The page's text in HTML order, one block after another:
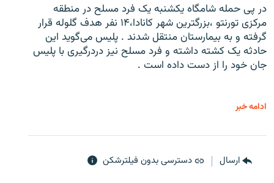
در پی حمله شامگاه یکشنبه یک فرد مسلح در منطقه
مرکزی تورنتو ،‌بزرگترین شهر کانادا،۱۴ نفر هدف گلوله قرار
گرفته و به بیمارستان منتقل شدند . پلیس می‌گوید این
حادثه یک کشته داشته و فرد مسلح نیز دردرگیری با پلیس
جان خود را از دست داده است .
ادامه خبر
ارسال دسترسی بدون فیلترشکن